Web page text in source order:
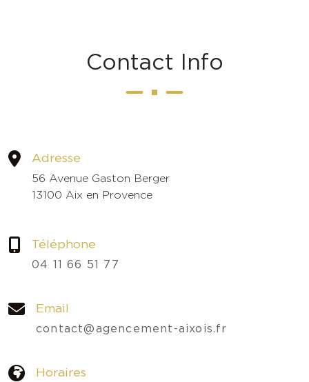
Contact Info
Adresse
56 Avenue Gaston Berger
13100 Aix en Provence
Téléphone
04 11 66 51 77
Email
contact@agencement-aixois.fr
Horaires